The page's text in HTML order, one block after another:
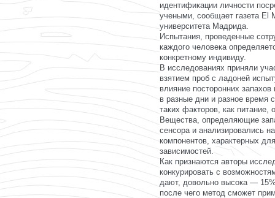
идентификации личности
учеными, сообщает газета El
университета Мадрида.
Испытания, проведенные
каждого человека
конкретному индивиду.
В исследованиях приняли
взятием проб с ладоней
влияние посторонних
в разные дни и разное время
таких факторов, как питание,
Вещества, определяющие
сенсора и анализировались
компонентов, характерных
зависимостей.
Как признаются авторы
конкурировать с
дают, довольно высока —
после чего метод сможет